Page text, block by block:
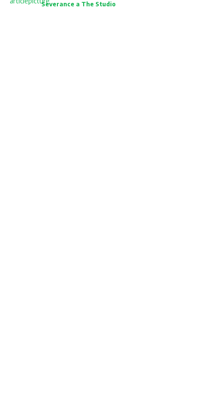
Severance a The Studio